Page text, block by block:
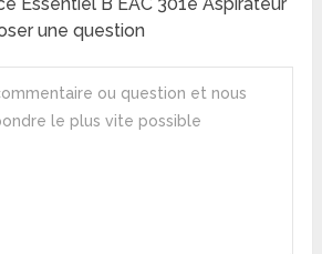
une question